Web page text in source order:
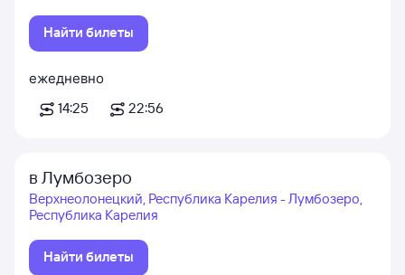
Найти билеты
ежедневно
14:25
22:56
в Лумбозеро
Верхнеолонецкий, Республика Карелия - Лумбозеро,
Республика Карелия
Найти билеты